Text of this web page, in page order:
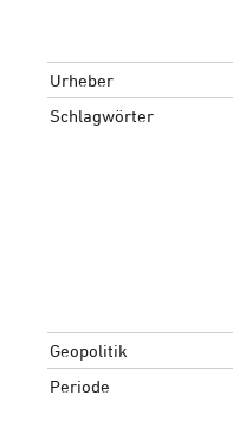
Urheber
Schlagwörter
Geopolitik
Periode